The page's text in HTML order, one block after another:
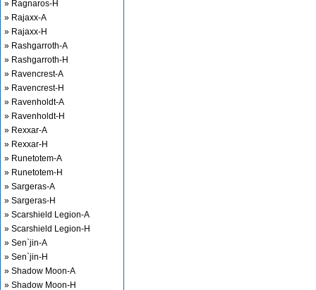
» Ragnaros-H
» Rajaxx-A
» Rajaxx-H
» Rashgarroth-A
» Rashgarroth-H
» Ravencrest-A
» Ravencrest-H
» Ravenholdt-A
» Ravenholdt-H
» Rexxar-A
» Rexxar-H
» Runetotem-A
» Runetotem-H
» Sargeras-A
» Sargeras-H
» Scarshield Legion-A
» Scarshield Legion-H
» Sen`jin-A
» Sen`jin-H
» Shadow Moon-A
» Shadow Moon-H